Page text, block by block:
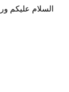
السلام عليكم